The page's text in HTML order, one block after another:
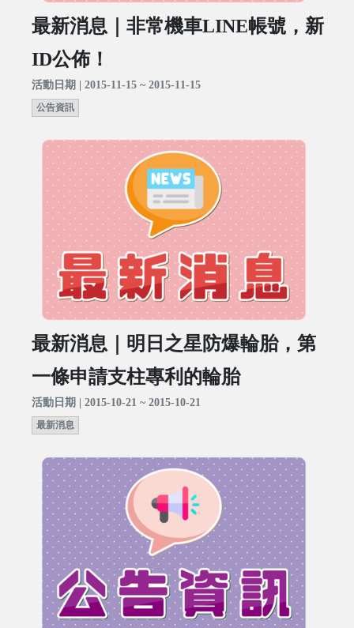
最新消息｜非常機車LINE帳號，新
ID公佈！
活動日期 | 2015-11-15 ~ 2015-11-15
公告資訊
最新消息｜明日之星防爆輪胎，第
一條申請支柱專利的輪胎
活動日期 | 2015-10-21 ~ 2015-10-21
最新消息